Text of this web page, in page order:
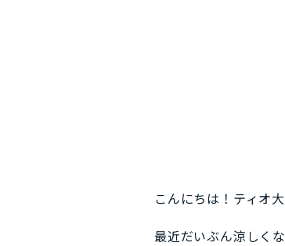
こんにちは！ティオ
最近だいぶん涼しく